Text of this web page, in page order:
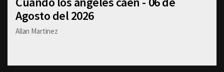
Agosto del 2026
Allan Martinez